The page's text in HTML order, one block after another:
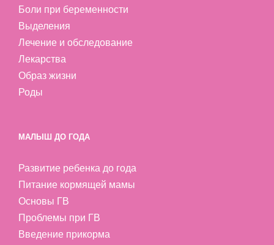
Боли при беременности
Выделения
Лечение и обследование
Лекарства
Образ жизни
Роды
МАЛЫШ ДО ГОДА
Развитие ребенка до года
Питание кормящей мамы
Основы ГВ
Проблемы при ГВ
Введение прикорма